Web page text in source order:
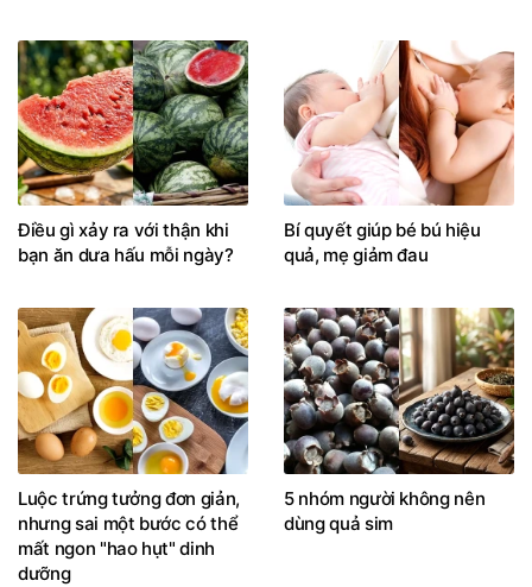
Điều gì xảy ra với thận khi
bạn ăn dưa hấu mỗi ngày?
Bí quyết giúp bé bú hiệu
quả, mẹ giảm đau
Luộc trứng tưởng đơn giản,
nhưng sai một bước có thể
mất ngon "hao hụt" dinh
dưỡng
5 nhóm người không nên
dùng quả sim